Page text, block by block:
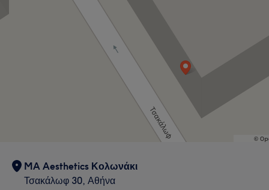
MA Aesthetics Κολωνάκι
Τσακάλωφ 30, Αθήνα